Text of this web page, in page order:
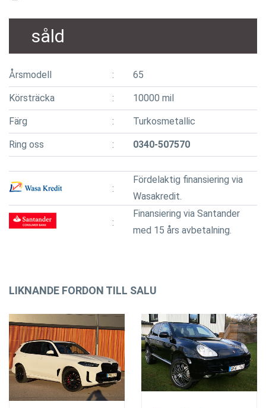
såld
Årsmodell 65
Körsträcka 10000 mil
Färg Turkosmetallic
Ring oss 0340-507570
Fördelaktig finansiering via
Wasakredit.
Finansiering via Santander
med 15 års avbetalning.
LIKNANDE FORDON TILL SALU